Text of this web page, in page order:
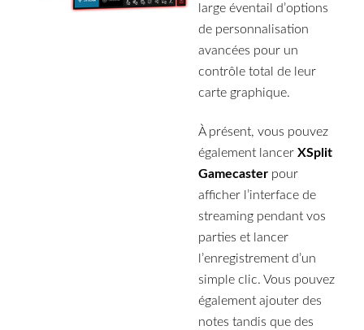
large éventail d’options
de personnalisation
avancées pour un
contrôle total de leur
carte graphique.
À présent, vous pouvez
également lancerXSplit
Gamecaster pour
afficher l’interface de
streaming pendant vos
parties et lancer
l’enregistrement d’un
simple clic. Vous pouvez
également ajouter des
notes tandis que des